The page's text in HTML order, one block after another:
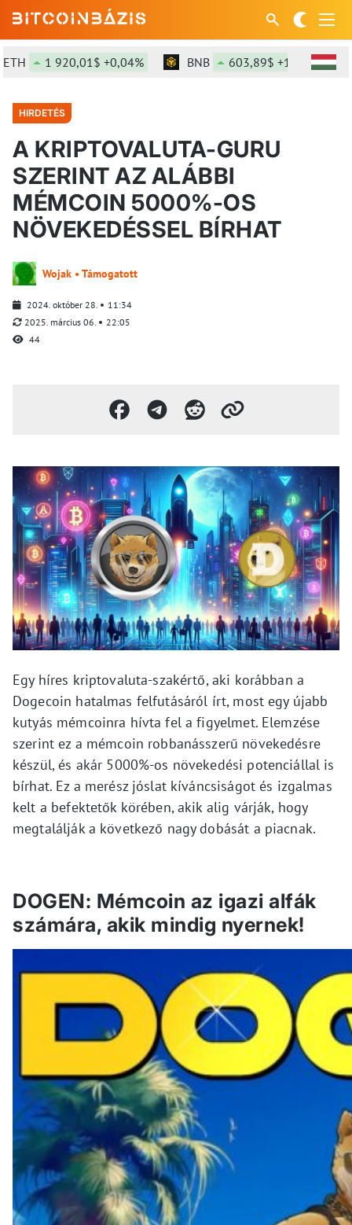
1 920,01$ +0,04% BNB 603,89$ +1,61% SOL
HIRDETÉS
A KRIPTOVALUTA-GURU
SZERINT AZ ALÁBBI
MÉMCOIN 5000%-OS
NÖVEKEDÉSSEL BÍRHAT
Wojak • Támogatott
2024. október 28.
11:34
2025. március 06.
22:05
44
Egy híres kriptovaluta-szakértő, aki korábban a
Dogecoin hatalmas felfutásáról írt, most egy újabb
kutyás mémcoinra hívta fel a figyelmet. Elemzése
szerint ez a mémcoin robbanásszerű növekedésre
készül, és akár 5000%-os növekedési potenciállal is
bírhat. Ez a merész jóslat kíváncsiságot és izgalmas
kelt a befektetők körében, akik alig várják, hogy
megtalálják a következő nagy dobását a piacnak.
DOGEN: Mémcoin az igazi alfák
számára, akik mindig nyernek!